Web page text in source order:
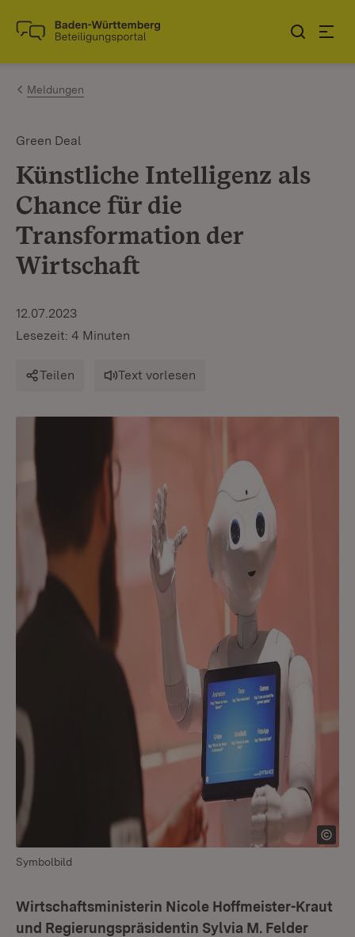
Zum Inhalt springen
Link zur Startseite
Meldungen
Green Deal
Künstliche Intelligenz als
Chance für die
Transformation der
Wirtschaft
12.07.2023
Lesezeit: 4 Minuten
Teilen Text vorlesen
Symbolbild
Wirtschaftsministerin Nicole Hoffmeister-Kraut
und Regierungspräsidentin Sylvia M. Felder